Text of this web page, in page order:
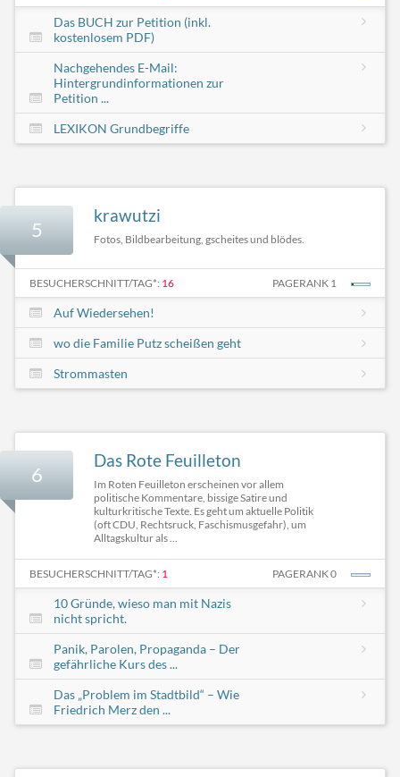
Das BUCH zur Petition (inkl.
kostenlosem PDF)
Nachgehendes E-Mail:
Hintergrundinformationen zur
Petition ...
LEXIKON Grundbegriffe
5
krawutzi
Fotos, Bildbearbeitung, gscheites und blödes.
BESUCHERSCHNITT/TAG*: 16 PAGERANK 1
Auf Wiedersehen!
wo die Familie Putz scheißen geht
Strommasten
6
Das Rote Feuilleton
Im Roten Feuilleton erscheinen vor allem
politische Kommentare, bissige Satire und
kulturkritische Texte. Es geht um aktuelle Politik
(oft CDU, Rechtsruck, Faschismusgefahr), um
Alltagskultur als ...
BESUCHERSCHNITT/TAG*: 1 PAGERANK 0
10 Gründe, wieso man mit Nazis
nicht spricht.
Panik, Parolen, Propaganda – Der
gefährliche Kurs des ...
Das „Problem im Stadtbild“ – Wie
Friedrich Merz den ...